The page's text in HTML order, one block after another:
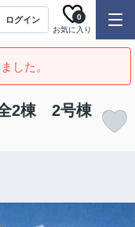
ログイン
お気に入り
0
した。
2棟 2号棟